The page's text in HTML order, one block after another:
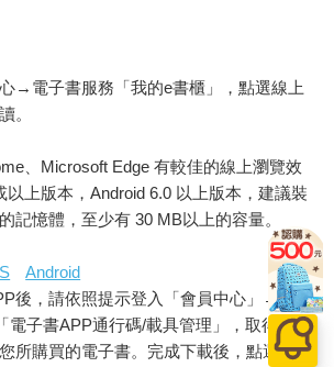
→電子書服務「我的e書櫃」，點選線上
。
、Microsoft Edge 有較佳的線上瀏覽效
以上版本，Android 6.0 以上版本，建議裝
記憶體，至少有 30 MB以上的容量。
Android
後，請依照提示登入「會員中心」→「我
電子書APP通行碼/載具管理」，取得通行
所購買的電子書。完成下載後，點選任一